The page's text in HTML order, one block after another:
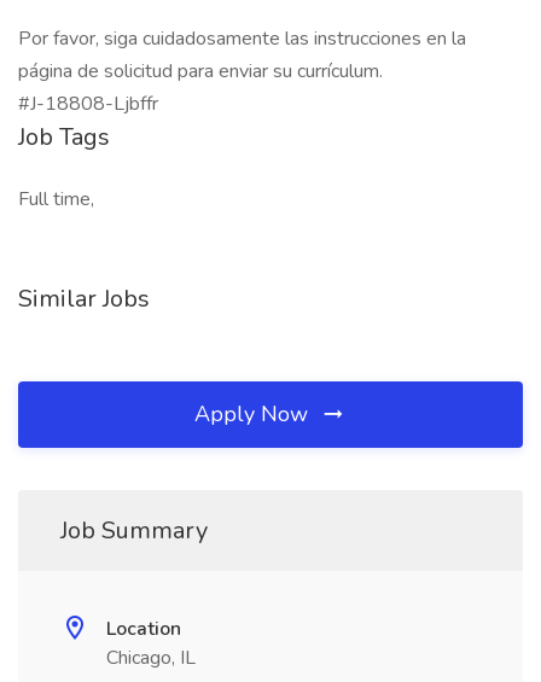
Por favor, siga cuidadosamente las instrucciones en la
página de solicitud para enviar su currículum.
#J-18808-Ljbffr
Job Tags
Full time,
Similar Jobs
Apply Now
Job Summary
Location
Chicago, IL